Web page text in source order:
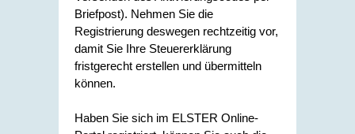
Briefpost). Nehmen Sie die
Registrierung deswegen rechtzeitig vor,
damit Sie Ihre Steuererklärung
fristgerecht erstellen und übermitteln
können.
Haben Sie sich im ELSTER Online-